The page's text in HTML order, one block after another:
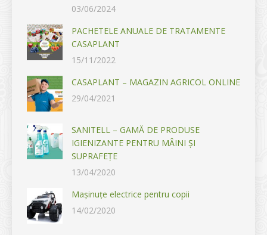
03/06/2024
PACHETELE ANUALE DE TRATAMENTE
CASAPLANT
15/11/2022
CASAPLANT – MAGAZIN AGRICOL ONLINE
29/04/2021
SANITELL – GAMĂ DE PRODUSE
IGIENIZANTE PENTRU MÂINI ȘI
SUPRAFEȚE
13/04/2020
Mașinuțe electrice pentru copii
14/02/2020